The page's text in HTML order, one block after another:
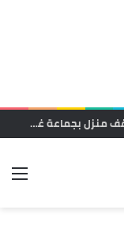
الرشيدية: وفاة شاب عشريني إثر انهيار سقف منزل بجماعة غريس السفلى